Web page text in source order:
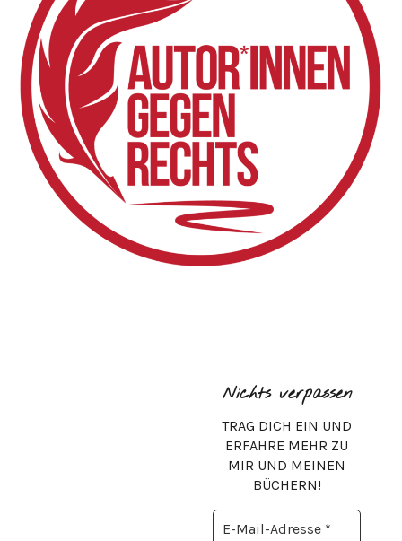
Nichts verpassen
TRAG DICH EIN UND
ERFAHRE MEHR ZU
MIR UND MEINEN
BÜCHERN!